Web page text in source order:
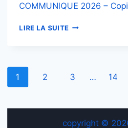
COMMUNIQUE 2026 –
LIRE LA SUITE COMMUNIQUE
Navigation
1 2 3 … 14
copyright ©